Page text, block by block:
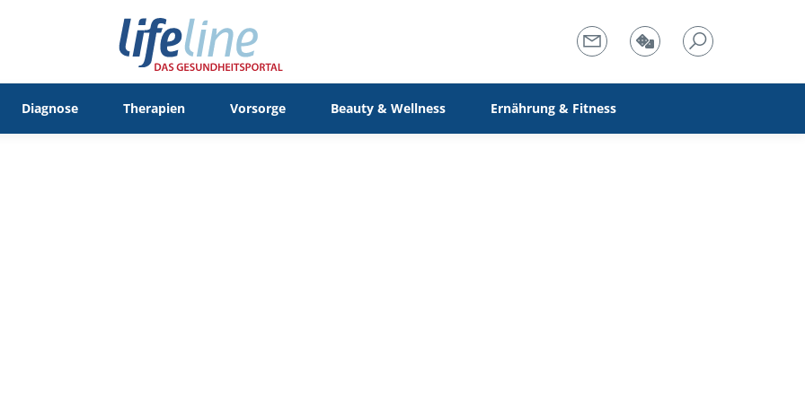
Diagnose Therapien Vorsorge Beauty & Wellness Ernährung & Fitness